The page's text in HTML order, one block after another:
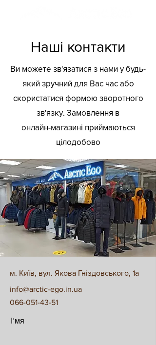
Наші контакти
Ви можете зв'язатися з нами у будь-
який зручний для Вас час або
скористатися формою зворотного
зв'язку. Замовлення в
онлайн-магазині приймаються
цілодобово
м. Київ, вул. Якова Гніздовського, 1а
info@arctic-ego.in.ua
066-051-43-51
І'мя